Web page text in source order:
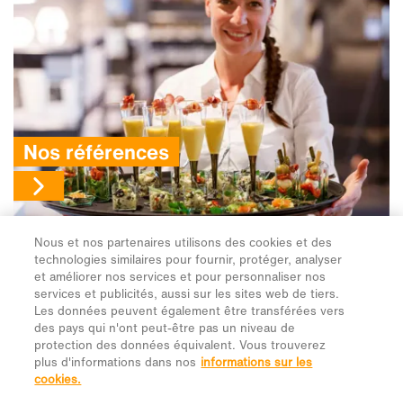
Nous et nos partenaires utilisons des cookies et des
technologies similaires pour fournir, protéger, analyser
et améliorer nos services et pour personnaliser nos
services et publicités, aussi sur les sites web de tiers.
Les données peuvent également être transférées vers
des pays qui n'ont peut-être pas un niveau de
protection des données équivalent. Vous trouverez
plus d'informations dans nos informations sur les
cookies.